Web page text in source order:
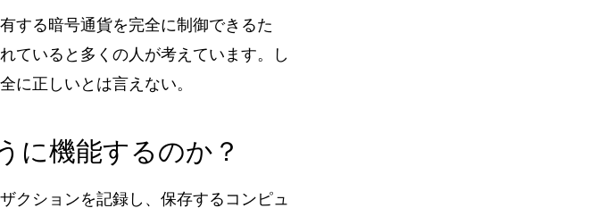
する暗号通貨を完全に制御できるた
ていると多くの人が考えています。し
に正しいとは言えない。
に機能するのか？
クションを記録し、保存するコンピュ